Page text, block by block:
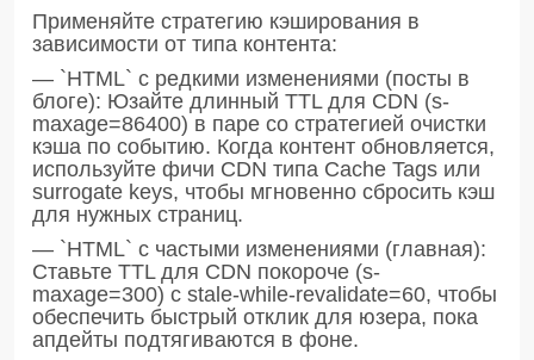
Применяйте стратегию кэширования в
зависимости от типа контента:
— `HTML` с редкими изменениями (посты в
блоге): Юзайте длинный TTL для CDN (s-
maxage=86400) в паре со стратегией очистки
кэша по событию. Когда контент обновляется,
используйте фичи CDN типа Cache Tags или
surrogate keys, чтобы мгновенно сбросить кэш
для нужных страниц.
— `HTML` с частыми изменениями (главная):
Ставьте TTL для CDN покороче (s-
maxage=300) с stale-while-revalidate=60, чтобы
обеспечить быстрый отклик для юзера, пока
апдейты подтягиваются в фоне.